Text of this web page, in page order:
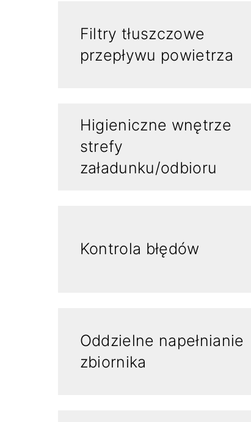
Filtry tłuszczowe
przepływu powietrza
Higieniczne wnętrze
strefy
załadunku/odbioru
Kontrola błędów
Oddzielne napełnianie
zbiornika